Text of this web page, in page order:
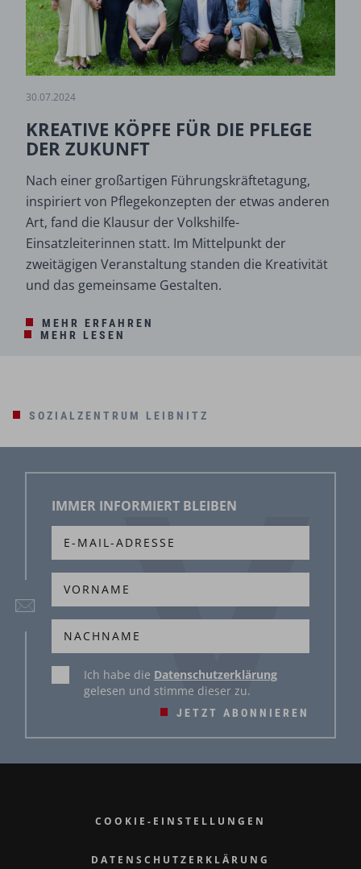
30.07.2024
KREATIVE KÖPFE FÜR DIE PFLEGE
DER ZUKUNFT
Nach einer großartigen Führungskräftetagung,
inspiriert von Pflegekonzepten der etwas anderen
Art, fand die Klausur der Volkshilfe-
Einsatzleiterinnen statt. Im Mittelpunkt der
zweitägigen Veranstaltung standen die Kreativität
und das gemeinsame Gestalten.
MEHR ERFAHREN
MEHR LESEN
SOZIALZENTRUM LEIBNITZ
IMMER INFORMIERT BLEIBEN
JETZT ABONNIEREN
Ich habe die Datenschutzerklärung
gelesen und stimme dieser zu.
COOKIE-EINSTELLUNGEN
DATENSCHUTZERKLÄRUNG